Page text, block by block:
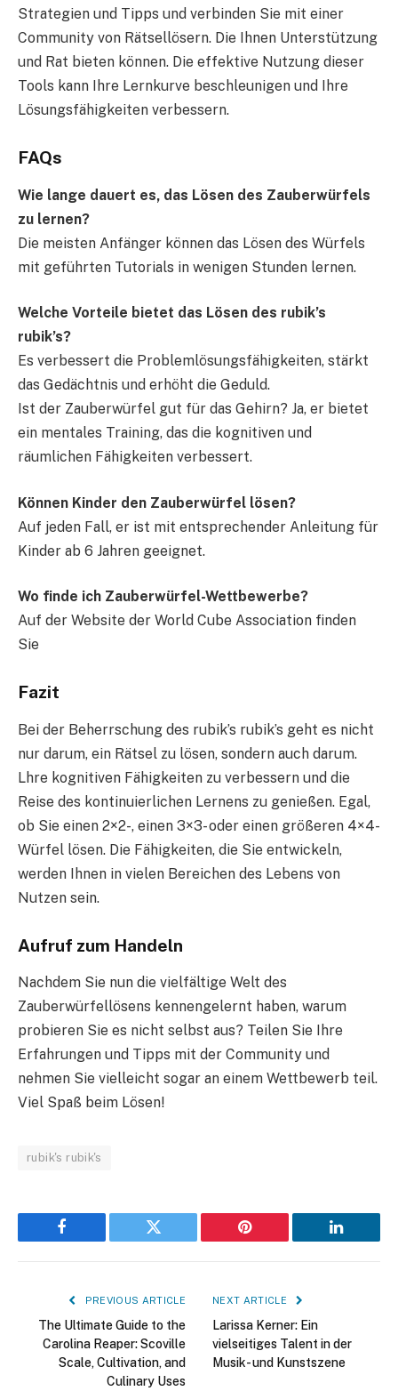
Strategien und Tipps und verbinden Sie mit einer
Community von Rätsellösern. Die Ihnen Unterstützung
und Rat bieten können. Die effektive Nutzung dieser
Tools kann Ihre Lernkurve beschleunigen und Ihre
Lösungsfähigkeiten verbessern.
FAQs
Wie lange dauert es, das Lösen des Zauberwürfels
zu lernen?
Die meisten Anfänger können das Lösen des Würfels
mit geführten Tutorials in wenigen Stunden lernen.
Welche Vorteile bietet das Lösen des rubik’s
rubik’s?
Es verbessert die Problemlösungsfähigkeiten, stärkt
das Gedächtnis und erhöht die Geduld.
Ist der Zauberwürfel gut für das Gehirn? Ja, er bietet
ein mentales Training, das die kognitiven und
räumlichen Fähigkeiten verbessert.
Können Kinder den Zauberwürfel lösen?
Auf jeden Fall, er ist mit entsprechender Anleitung für
Kinder ab 6 Jahren geeignet.
Wo finde ich Zauberwürfel-Wettbewerbe?
Auf der Website der World Cube Association finden
Sie
Fazit
Bei der Beherrschung des rubik’s rubik’s geht es nicht
nur darum, ein Rätsel zu lösen, sondern auch darum.
Lhre kognitiven Fähigkeiten zu verbessern und die
Reise des kontinuierlichen Lernens zu genießen. Egal,
ob Sie einen 2×2-, einen 3×3- oder einen größeren 4×4-
Würfel lösen. Die Fähigkeiten, die Sie entwickeln,
werden Ihnen in vielen Bereichen des Lebens von
Nutzen sein.
Aufruf zum Handeln
Nachdem Sie nun die vielfältige Welt des
Zauberwürfellösens kennengelernt haben, warum
probieren Sie es nicht selbst aus? Teilen Sie Ihre
Erfahrungen und Tipps mit der Community und
nehmen Sie vielleicht sogar an einem Wettbewerb teil.
Viel Spaß beim Lösen!
rubik's rubik's
Facebook Twitter Pinterest LinkedIn
PREVIOUS ARTICLE
The Ultimate Guide to the
Carolina Reaper: Scoville
Scale, Cultivation, and
Culinary Uses
NEXT ARTICLE
Larissa Kerner: Ein
vielseitiges Talent in der
Musik- und Kunstszene